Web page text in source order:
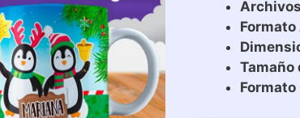
Archivos
Tamaño